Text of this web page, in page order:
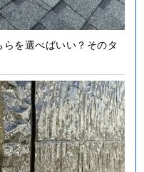
を選べばいい？そのタ